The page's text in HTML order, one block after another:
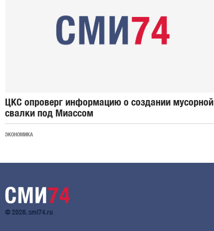
ЦКС опроверг информацию о создании мусорной
свалки под Миассом
ЭКОНОМИКА
© 2026. smi74.ru